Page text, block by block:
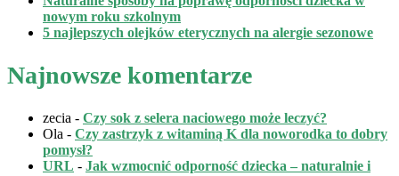
nowym roku szkolnym
5 najlepszych olejków eterycznych na alergie sezonowe
Najnowsze komentarze
zecia - Czy sok z selera naciowego może leczyć?
Ola - Czy zastrzyk z witaminą K dla noworodka to dobry
pomysł?
URL - Jak wzmocnić odporność dziecka – naturalnie i